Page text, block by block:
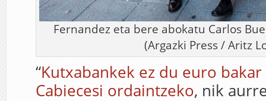
Fernandez eta bere abokatu Carlos
(Argazki Press / Aritz
“Kutxabankek ez du euro
Cabiecesi ordaintzeko, nik